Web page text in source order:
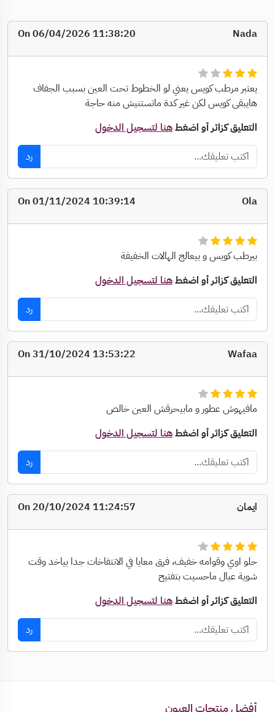
Nada
On 06/04/2026 11:38:20
يعتبر مرطب كويس يعني لو الخطوط تحت العين بسبب الجفاف
هايبقى كويس لكن غير كدة ماتستنيش منه حاجة
التعليق كزائر أو اضغطهنا لتسجيل الدخول
رد
Ola
On 01/11/2024 10:39:14
بيرطب كويس و بيعالج الهالات الخفيفة
التعليق كزائر أو اضغطهنا لتسجيل الدخول
رد
Wafaa
On 31/10/2024 13:53:22
مافيهوش عطور و مابيحرقش العين خالص
التعليق كزائر أو اضغطهنا لتسجيل الدخول
رد
ايمان On 20/10/2024 11:24:57
حلو اوي وقوامه خفيف، فرق معايا في الانتفاخات جدا بياخد وقت
شوية عبال ماحسيت بتفتيح
التعليق كزائر أو اضغطهنا لتسجيل الدخول
رد
أفضل منتجات العيون